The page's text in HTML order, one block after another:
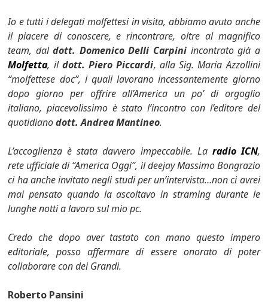
Io e tutti i delegati molfettesi in visita, abbiamo avuto anche
il piacere di conoscere, e rincontrare, oltre al magnifico
team, daldott. Domenico Delli Carpini incontrato già a
Molfetta, il dott. Piero Piccardi, alla Sig. Maria Azzollini
“molfettese doc”, i quali lavorano incessantemente giorno
dopo giorno per offrire all’America un po’ di orgoglio
italiano, piacevolissimo è stato l’incontro con l’editore del
quotidianodott. Andrea Mantineo.
L’accoglienza è stata davvero impeccabile. La radio ICN,
rete ufficiale di “America Oggi”, il deejay Massimo Bongrazio
ci ha anche invitato negli studi per un’intervista…non ci avrei
mai pensato quando la ascoltavo in straming durante le
lunghe notti a lavoro sul mio pc.
Credo che dopo aver tastato con mano questo impero
editoriale, posso affermare di essere onorato di poter
collaborare con dei Grandi.
Roberto Pansini